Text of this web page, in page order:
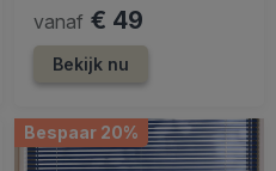
vanaf € 49
Bekijk nu
Bespaar 20%